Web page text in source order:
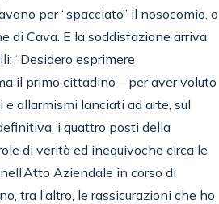
per “spacciato” il nosocomio, o
di Cava. E la soddisfazione arriva
“Desidero esprimere
il primo cittadino – per aver voluto
allarmismi lanciati ad arte, sul
i quattro posti della
di verità ed inequivoche circa le
Aziendale in corso di
tra l’altro, le rassicurazioni che ho